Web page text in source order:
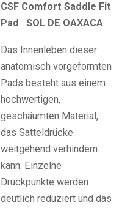
CSF Comfort Saddle Fit
Pad SOL DE OAXACA
Das Innenleben dieser
anatomisch vorgeformten
Pads besteht aus einem
hochwertigen,
geschäumten Material,
das Satteldrücke
weitgehend verhindern
kann. Einzelne
Druckpunkte werden
deutlich reduziert und das